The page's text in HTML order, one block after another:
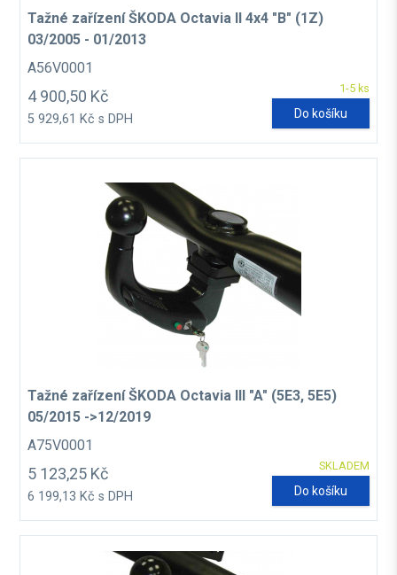
Tažné zařízení ŠKODA Octavia II 4x4 "B" (1Z)
03/2005 - 01/2013
A56V0001
1-5 ks
4 900,50 Kč
5 929,61 Kč s DPH Do košíku
Tažné zařízení ŠKODA Octavia III "A" (5E3, 5E5)
05/2015 ->12/2019
A75V0001
SKLADEM
5 123,25 Kč
6 199,13 Kč s DPH Do košíku